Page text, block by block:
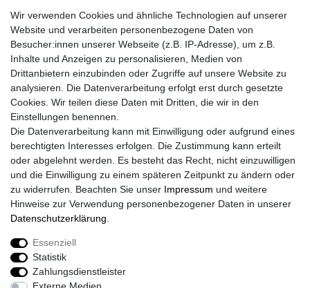
Crosshelme
Klapphelme
Zubehör/Visiere
Bluetoothhelme
Kinderhelme
Skihelme
Services
Mein Konto
Kontakt
FAQ
Rechtliches
AGB
Widerrufs­recht
Widerrufs­formular
Impressum
Daten­schutz­erklärung
Vertrag Widerrufen
Wir verwenden Cookies und ähnliche Technologien auf unserer
Website und verarbeiten personenbezogene Daten von
Besucher:innen unserer Webseite (z.B. IP-Adresse), um z.B.
Inhalte und Anzeigen zu personalisieren, Medien von
Drittanbietern einzubinden oder Zugriffe auf unsere Website zu
analysieren. Die Datenverarbeitung erfolgt erst durch gesetzte
Cookies. Wir teilen diese Daten mit Dritten, die wir in den
Einstellungen benennen.
Die Datenverarbeitung kann mit Einwilligung oder aufgrund eines
berechtigten Interesses erfolgen. Die Zustimmung kann erteilt
oder abgelehnt werden. Es besteht das Recht, nicht einzuwilligen
und die Einwilligung zu einem späteren Zeitpunkt zu ändern oder
zu widerrufen. Beachten Sie unser Impressum und weitere
Hinweise zur Verwendung personenbezogener Daten in unserer
Daten­schutz­erklärung
Essenziell
Statistik
Zahlungsdienstleister